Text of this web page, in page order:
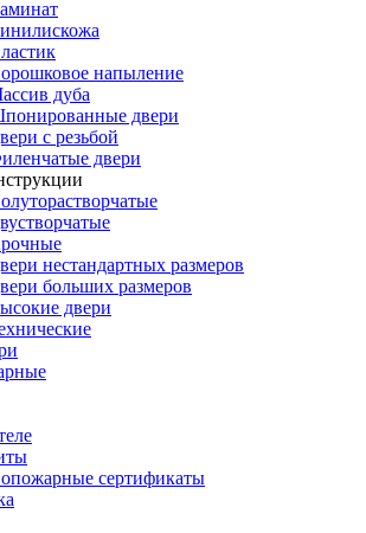
напыление
дуба
двери
с резьбой
двери
нестандартных размеров
больших размеров
двери
сертификаты